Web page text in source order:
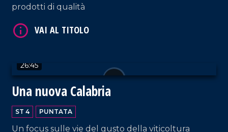
prodotti di qualità
26:45
Una nuova Calabria
ST 4 PUNTATA
Un focus sulle vie del gusto della viticoltura